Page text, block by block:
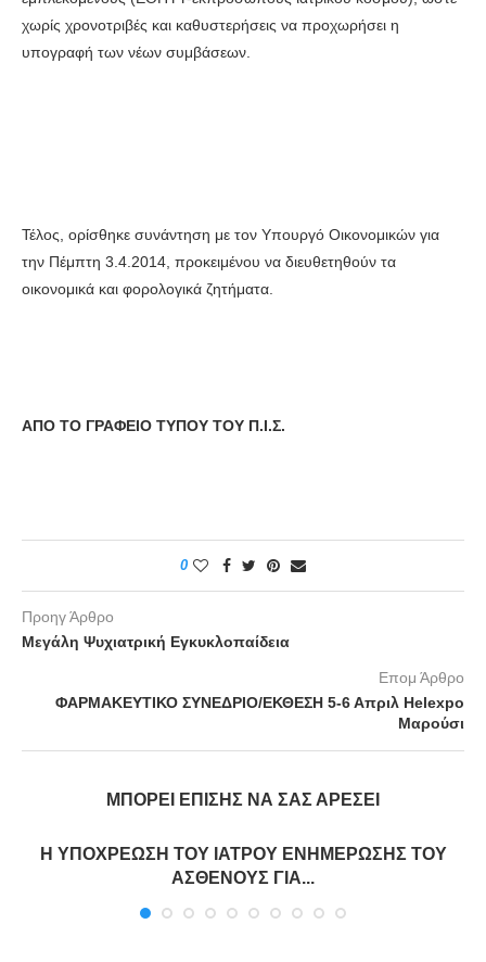
χωρίς χρονοτριβές και καθυστερήσεις να προχωρήσει η
υπογραφή των νέων συμβάσεων.
Τέλος, ορίσθηκε συνάντηση με τον Υπουργό Οικονομικών για
την Πέμπτη 3.4.2014, προκειμένου να διευθετηθούν τα
οικονομικά και φορολογικά ζητήματα.
ΑΠΟ ΤΟ ΓΡΑΦΕΙΟ ΤΥΠΟΥ ΤΟΥ Π.Ι.Σ.
0
Προηγ Άρθρο
Μεγάλη Ψυχιατρική Εγκυκλοπαίδεια
Επομ Άρθρο
ΦΑΡΜΑΚΕΥΤΙΚΟ ΣΥΝΕΔΡΙΟ/ΕΚΘΕΣΗ 5-6 Απριλ Helexpo
Μαρούσι
ΜΠΟΡΕΊ ΕΠΊΣΗΣ ΝΑ ΣΑΣ ΑΡΈΣΕΙ
Η ΥΠΟΧΡΕΩΣΗ ΤΟΥ ΙΑΤΡΟΥ ΕΝΗΜΕΡΩΣΗΣ ΤΟΥ
ΑΣΘΕΝΟΥΣ ΓΙΑ...